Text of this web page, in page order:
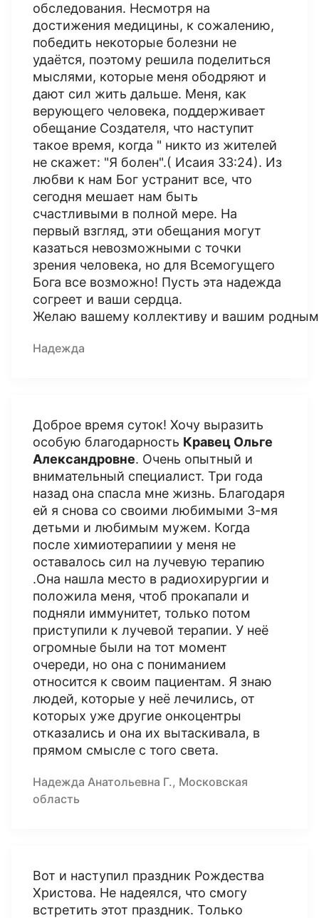
обследования. Несмотря на
достижения медицины, к сожалению,
победить некоторые болезни не
удаётся, поэтому решила поделиться
мыслями, которые меня ободряют и
дают сил жить дальше. Меня, как
верующего человека, поддерживает
обещание Создателя, что наступит
такое время, когда " никто из жителей
не скажет: "Я болен".( Исаия 33:24). Из
любви к нам Бог устранит все, что
сегодня мешает нам быть
счастливыми в полной мере. На
первый взгляд, эти обещания могут
казаться невозможными с точки
зрения человека, но для Всемогущего
Бога все возможно! Пусть эта надежда
согреет и ваши сердца.
Желаю вашему коллективу и вашим родным
Надежда
Доброе время суток! Хочу выразить
особую благодарность Кравец Ольге
Александровне. Очень опытный и
внимательный специалист. Три года
назад она спасла мне жизнь. Благодаря
ей я снова со своими любимыми 3-мя
детьми и любимым мужем. Когда
после химиотерапиии у меня не
оставалось сил на лучевую терапию
.Она нашла место в радиохирургии и
положила меня, чтоб прокапали и
подняли иммунитет, только потом
приступили к лучевой терапии. У неё
огромные были на тот момент
очереди, но она с пониманием
относится к своим пациентам. Я знаю
людей, которые у неё лечились, от
которых уже другие онкоцентры
отказались и она их вытаскивала, в
прямом смысле с того света.
Надежда Анатольевна Г., Московская
область
Вот и наступил праздник Рождества
Христова. Не надеялся, что смогу
встретить этот праздник. Только